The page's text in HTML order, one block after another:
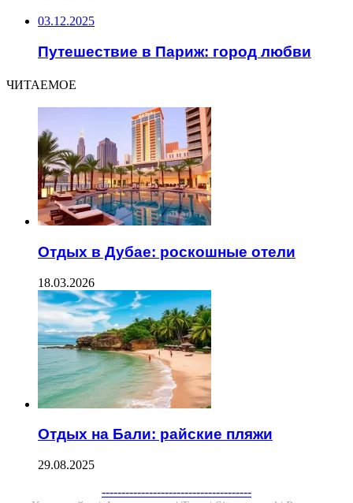
03.12.2025
Путешествие в Париж: город любви
ЧИТАЕМОЕ
Отдых в Дубае: роскошные отели
18.03.2026
Отдых на Бали: райские пляжи
29.08.2025
--------------------------------------